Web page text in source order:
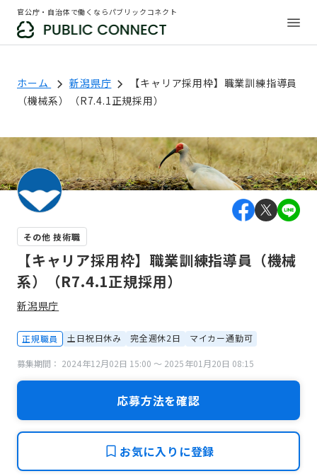
官公庁・自治体で働くならパブリックコネクト
ホーム 新潟県庁
【キャリア採用枠】職業訓練指導員
（機械系）（R7.4.1正規採用）
その他 技術職
【キャリア採用枠】職業訓練指導員（機械
系）（R7.4.1正規採用）
新潟県庁
正規職員 土日祝日休み 完全週休2日 マイカー通勤可
募集期間： 2024年12月02日 15:00 〜 2025年01月20日 08:15
応募方法を確認
お気に入りに登録